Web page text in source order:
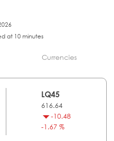
at 10 minutes
Currencies
LQ45
616.64
-10.48
-1.67 %